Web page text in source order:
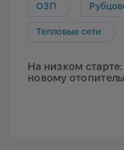
ОЗП
Тепловые сети
На низком
новому